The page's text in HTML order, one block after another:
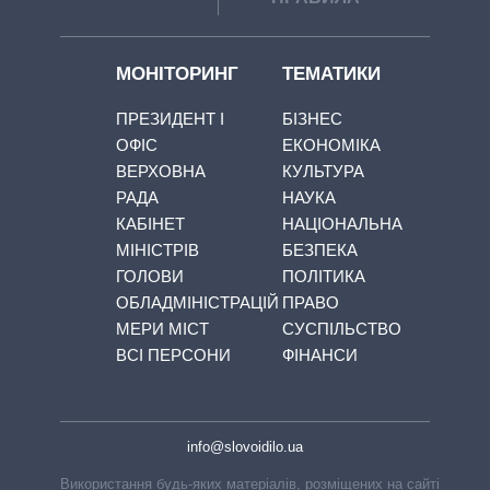
МОНІТОРИНГ
ПРЕЗИДЕНТ І
ОФІС
ВЕРХОВНА
РАДА
КАБІНЕТ
МІНІСТРІВ
ГОЛОВИ
ОБЛАДМІНІСТРАЦІЙ
МЕРИ МІСТ
ВСІ ПЕРСОНИ
ТЕМАТИКИ
БІЗНЕС
ЕКОНОМІКА
КУЛЬТУРА
НАУКА
НАЦІОНАЛЬНА
БЕЗПЕКА
ПОЛІТИКА
ПРАВО
СУСПІЛЬСТВО
ФІНАНСИ
info@slovoidilo.ua
Використання будь-яких матеріалів, розміщених на сайті,